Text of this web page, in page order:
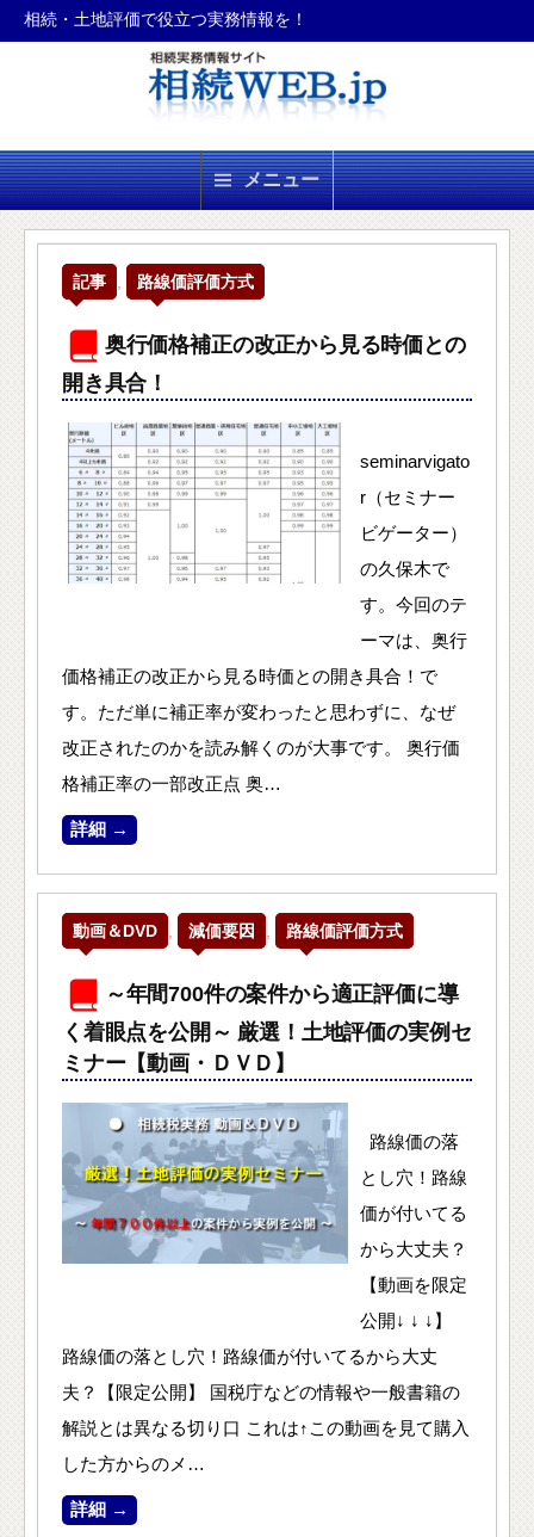
相続・土地評価で役立つ実務情報を！
ン
ツ
へ
メニュー
記事 路線価評価方式
奥行価格補正の改正から見る時価との
開き具合！
seminarvigato
r（セミナー
ビゲーター）
の久保木で
す。今回のテ
ーマは、奥行
価格補正の改正から見る時価との開き具合！で
す。ただ単に補正率が変わったと思わずに、なぜ
改正されたのかを読み解くのが大事です。 奥行価
格補正率の一部改正点 奥…
詳細 →
動画＆DVD 減価要因 路線価評価方式
～年間700件の案件から適正評価に導
く着眼点を公開～ 厳選！土地評価の実例セ
ミナー【動画・ＤＶＤ】
路線価の落
とし穴！路線
価が付いてる
から大丈夫？
【動画を限定
公開↓ ↓ ↓】
路線価の落とし穴！路線価が付いてるから大丈
夫？【限定公開】 国税庁などの情報や一般書籍の
解説とは異なる切り口 これは↑この動画を見て購入
した方からのメ…
詳細 →